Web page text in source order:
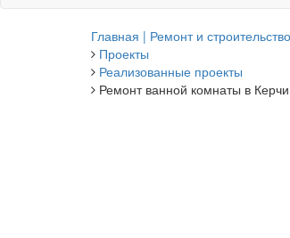
Главная | Ремонт и
Проекты
Реализованные проекты
Ремонт ванной комнаты в Керчи